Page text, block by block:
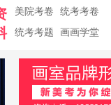
美院考卷
统考考卷
统考考题
画画学堂